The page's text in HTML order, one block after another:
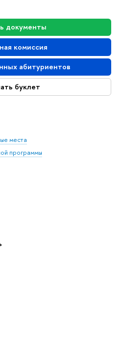
документы
комиссия
абитуриентов
буклет
места
программы